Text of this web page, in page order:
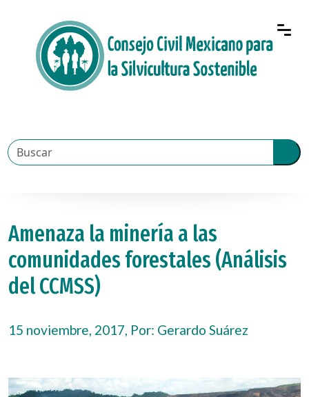
Amenaza la minería a las
comunidades forestales (Análisis
del CCMSS)
15 noviembre, 2017, Por: Gerardo Suárez